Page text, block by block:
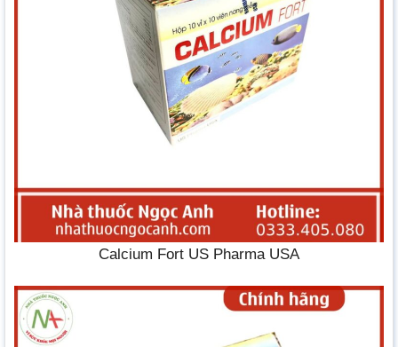
Calcium Fort US Pharma USA